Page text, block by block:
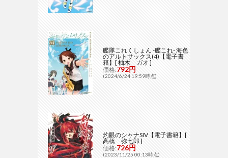
艦隊これくしょん -艦これ- 海色
のアルトサックス(4)【電子書
籍】[ 柚木 ガオ ]
価格:792円
(2024/6/24 19:59時点)
灼眼のシャナSIV【電子書籍】[
高橋 弥七郎 ]
価格:726円
(2023/11/25 00:13時点)